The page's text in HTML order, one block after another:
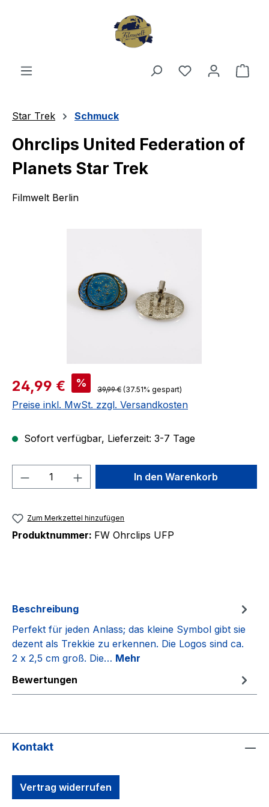
Du hast 0
Star Trek Schmuck
Ohrclips United Federation of
Planets Star Trek
Filmwelt Berlin
Verkaufspreis:
24,99 € % Regulärer Preis:
39,99 € (37.51% gespart)
Preise inkl. MwSt. zzgl. Versandkosten
Sofort verfügbar, Lieferzeit: 3-7 Tage
Produkt Anzahl: Gib denIn den Warenkorb
Zum Merkzettel hinzufügen
Produktnummer: FW Ohrclips UFP
Beschreibung
Perfekt für jeden Anlass; das kleine Symbol gibt sie
dezent als Trekkie zu erkennen. Die Logos sind ca.
2 x 2,5 cm groß. Die… Mehr
Bewertungen
Kontakt
Vertrag widerrufen